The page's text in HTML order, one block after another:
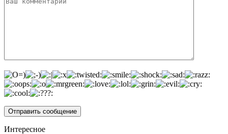
Интересное